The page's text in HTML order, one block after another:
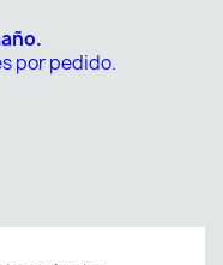
por pedido.